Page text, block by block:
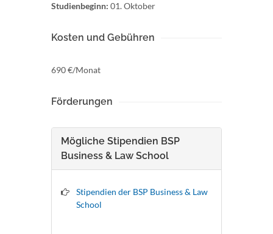
Studienbeginn: 01. Oktober
Kosten und Gebühren
690 €/Monat
Förderungen
Mögliche Stipendien BSP
Business & Law School
Stipendien der BSP Business & Law
School